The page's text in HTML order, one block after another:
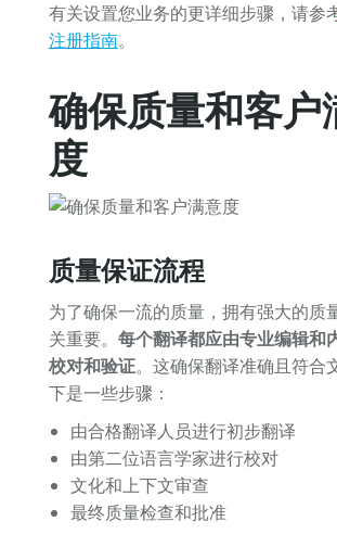
有关设置您业务的更详细步骤，请参
注册指南。
确保质量和客户
度
质量保证流程
为了确保一流的质量，拥有强大的质
关重要。 每个翻译都应由专业编辑和
校对和验证。这确保翻译准确且符合
下是一些步骤：
由合格翻译人员进行初步翻译
由第二位语言学家进行校对
文化和上下文审查
最终质量检查和批准